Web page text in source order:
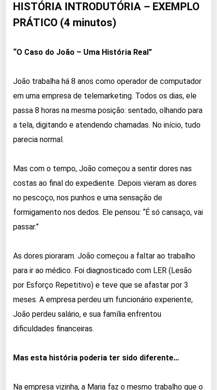
HISTÓRIA INTRODUTÓRIA – EXEMPLO
PRÁTICO (4 minutos)
“O Caso do João – Uma História Real”
João trabalha há 8 anos como operador de computador
em uma empresa de telemarketing. Todos os dias, ele
passa 8 horas na mesma posição: sentado, olhando para
a tela, digitando e atendendo chamadas. No início, tudo
parecia normal.
Mas com o tempo, João começou a sentir dores nas
costas ao final do expediente. Depois vieram as dores
no pescoço, nos punhos e uma sensação de
formigamento nos dedos. Ele pensou: “É só cansaço, vai
passar.”
As dores pioraram. João começou a faltar ao trabalho
para ir ao médico. Foi diagnosticado com LER (Lesão
por Esforço Repetitivo) e teve que se afastar por 3
meses. A empresa perdeu um funcionário experiente,
João perdeu salário, e sua família enfrentou
dificuldades financeiras.
Mas esta história poderia ter sido diferente…
Na empresa vizinha, a Maria faz o mesmo trabalho que o